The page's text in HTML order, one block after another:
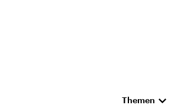
Themen